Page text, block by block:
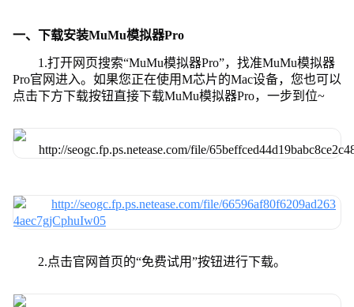
一、下载安装MuMu模拟器Pro
1.打开网页搜索“MuMu模拟器Pro”，找准MuMu模拟器
Pro官网进入。如果您正在使用M芯片的Mac设备，您也可以
点击下方下载按钮直接下载MuMu模拟器Pro，一步到位~
2.点击官网首页的“免费试用”按钮进行下载。